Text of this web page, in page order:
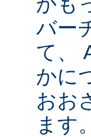
バー
て、
かに
おお
ます。